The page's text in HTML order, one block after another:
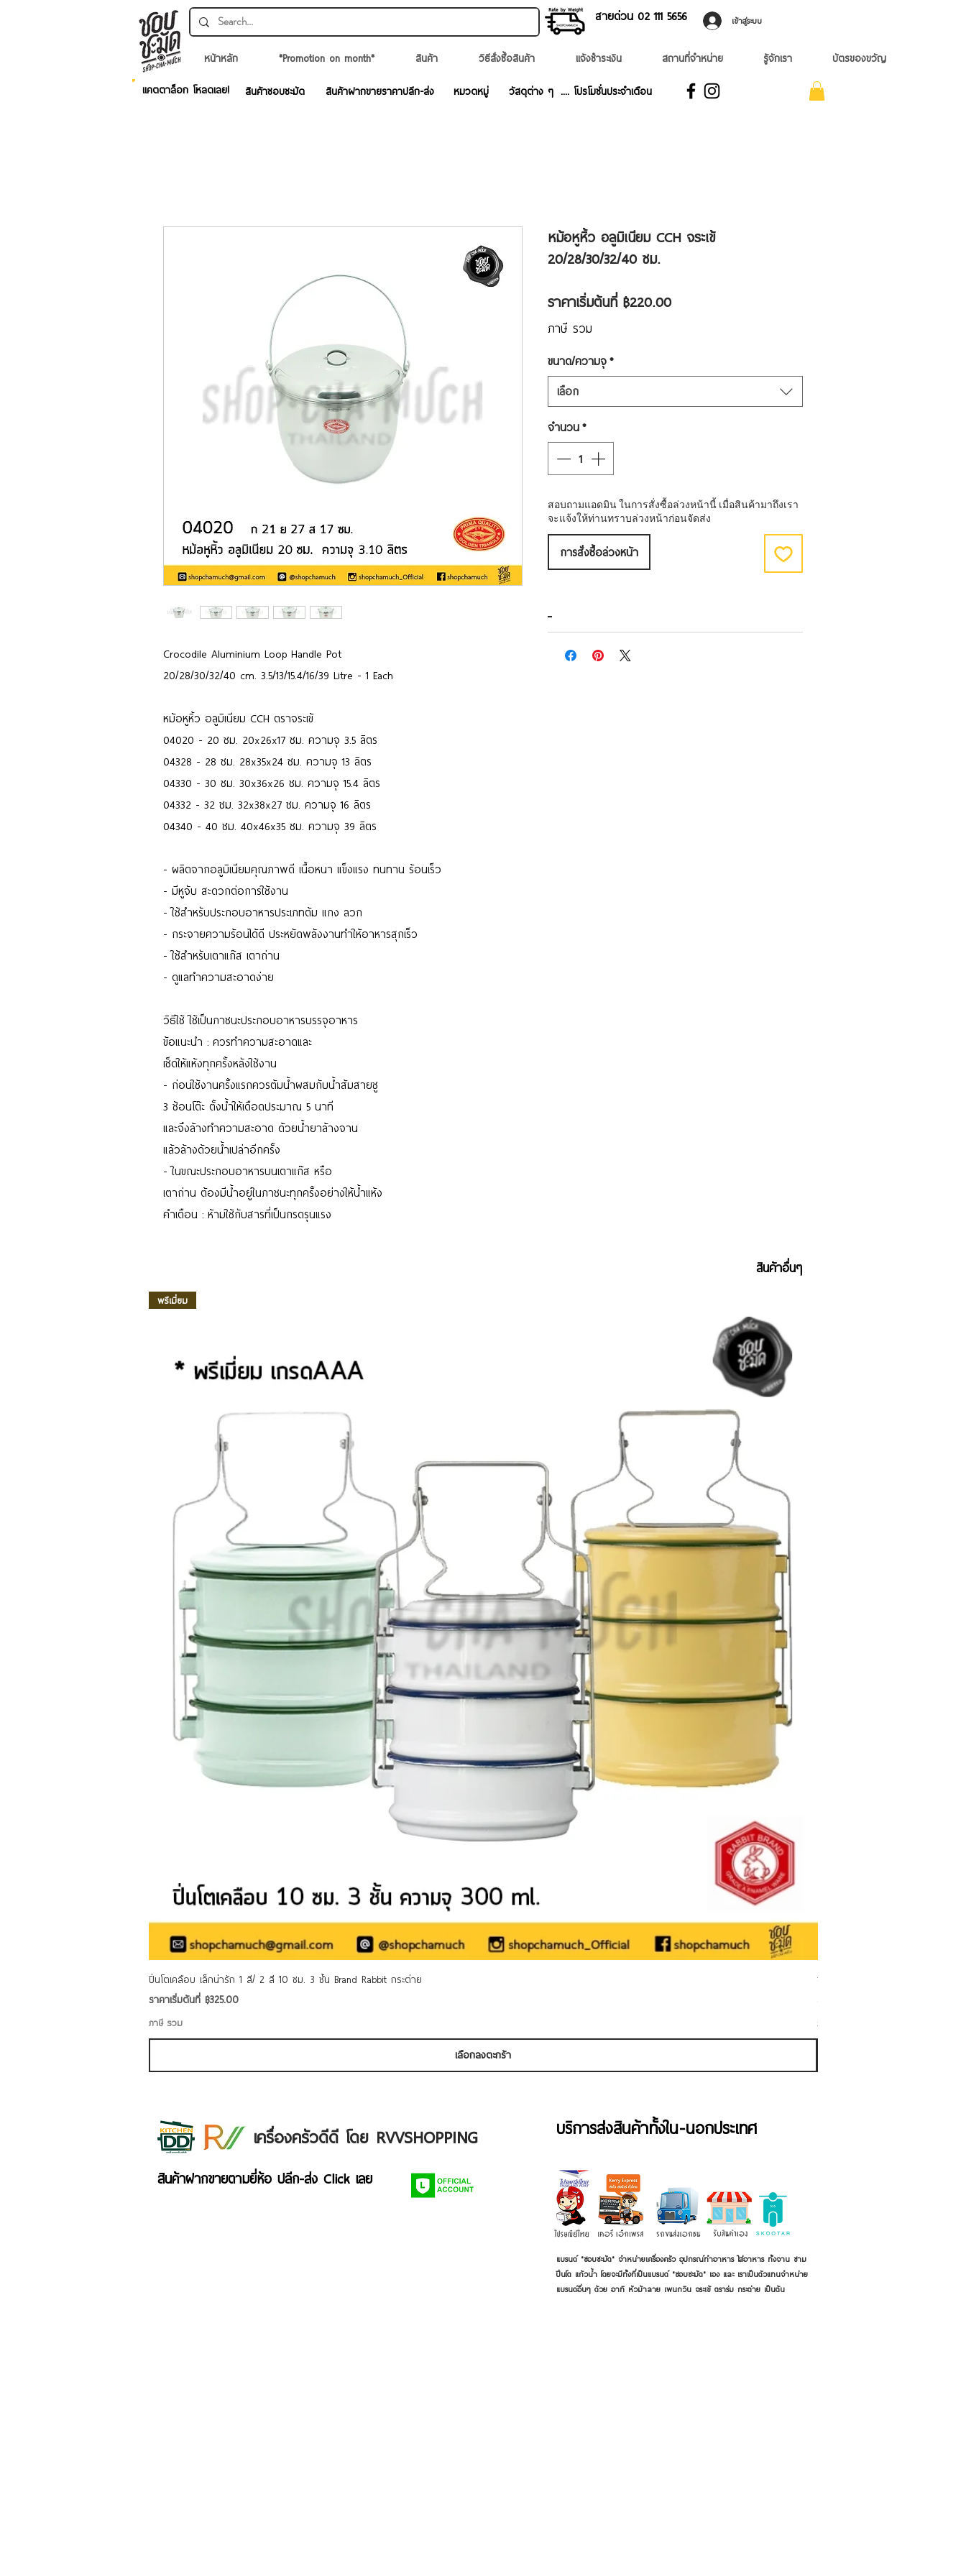
สายด่วน 02 ​111 5656 เข้าสู่ระบบ
หน้าหลัก *Promotion on month* สินค้า วิธีสั่งซื้อสินค้า แจ้งชำระเงิน สถานที่จำหน่าย รู้จักเรา บัตรของขวัญ
สินค้าชอบชะมัด สินค้าฝากขายราคาปลีก-ส่ง หมวดหมู่ วัสดุต่าง ๆ .... โปรโมชั่นประจำเดือน
แคตตาล็อก โหลดเลย!
Crocodile Aluminium Loop Handle Pot
20/28/30/32/40 cm. 3.5/13/15.4/16/39 Litre - 1 Each
หม้อหูหิ้ว อลูมิเนียม CCH ตราจระเข้
04020 - 20 ซม. 20x26x17 ซม. ความจุ 3.5 ลิตร
04328 - 28 ซม. 28x35x24 ซม. ความจุ 13 ลิตร
04330 - 30 ซม. 30x36x26 ซม. ความจุ 15.4 ลิตร
04332 - 32 ซม. 32x38x27 ซม. ความจุ 16 ลิตร
04340 - 40 ซม. 40x46x35 ซม. ความจุ 39 ลิตร
- ผลิตจากอลูมิเนียมคุณภาพดี เนื้อหนา แข็งแรง ทนทาน ร้อนเร็ว
- มีหูจับ สะดวกต่อการใช้งาน
- ใช้สำหรับประกอบอาหารประเภทต้ม แกง ลวก
- กระจายความร้อนได้ดี ประหยัดพลังงานทำให้อาหารสุกเร็ว
- ใช้สำหรับเตาแก๊ส เตาถ่าน
- ดูแลทำความสะอาดง่าย
วิธีใช้ ใช้เป็นภาชนะประกอบอาหารบรรจุอาหาร
ข้อแนะนำ : ควรทำความสะอาดและ
เช็ดให้แห้งทุกครั้งหลังใช้งาน
- ก่อนใช้งานครั้งแรกควรต้มน้ำผสมกับน้ำส้มสายชู
3 ช้อนโต๊ะ ตั้งน้ำให้เดือดประมาณ 5 นาที
และจึงล้างทำความสะอาด ด้วยน้ำยาล้างจาน
แล้วล้างด้วยน้ำเปล่าอีกครั้ง
- ในขณะประกอบอาหารบนเตาแก๊ส หรือ
เตาถ่าน ต้องมีน้ำอยู่ในภาชนะทุกครั้งอย่างให้น้ำแห้ง
คำเตือน : ห้ามใช้กับสารที่เป็นกรดรุนแรง
หม้อหูหิ้ว อลูมิเนียม CCH จระเข้
20/28/30/32/40 ซม.
ราคาเริ่มต้นที่ ฿220.00ราคา
ภาษี รวม
ขนาด/ความจุ*
เลือก
จำนวน*
สอบถามแอดมิน ในการสั่งซื้อล่วงหน้านี้ เมื่อสินค้ามาถึงเรา
จะแจ้งให้ท่านทราบล่วงหน้าก่อนจัดส่ง
การสั่งซื้อล่วงหน้า
สินค้าอื่นๆ
พรีเมี่ยม
ปิ่นโตเคลือบ เล็กน่ารัก 1 สี/ 2 สี 10 ซม. 3 ชั้น Brand Rabbit กระต่าย
ราคาเริ่มต้นที่ ฿325.00
ราคาขายลด
ภาษี รวม
เลือกลงตะกร้า
ชามเคลือบ Enamel Food grade ล
ภาษี รวม
เครื่องครัวดีดี โดย RVVSHOPPING
สินค้าฝากขายตามยี่ห้อ ปลีก-ส่ง Click เลย
บริการส่งสินค้าทั้งใน-นอกประเทศ
แบรนด์ "ชอบชะมัด" จำหน่ายเครื่องครัว อุปกรณ์ทำอาหาร ใส่อาหาร ทั้งจาน ชาม
ปิ่นโต แก้วน้ำ โดยจะมีทั้งที่เป็นแบรนด์ "ชอบชะมัด" เอง และ เราเป็นตัวแทนจำหน่าย
แบรนด์อื่นๆ ด้วย อาทิ หัวม้าลาย เพนกวิน จระเข้ ตราร่ม กระต่าย เป็นต้น